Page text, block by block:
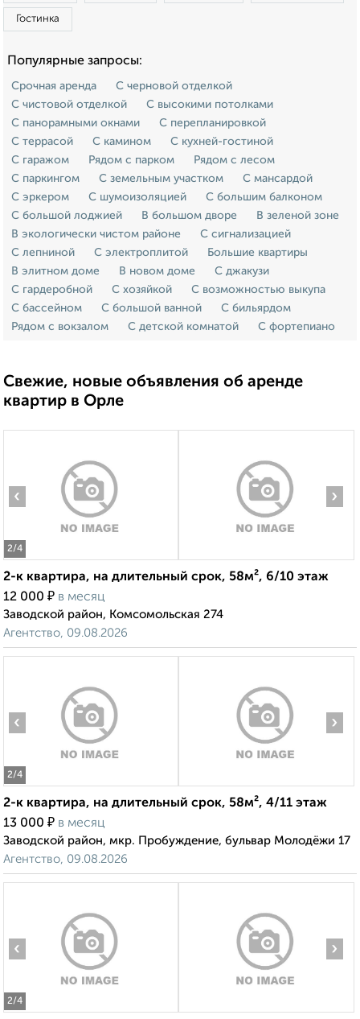
Гостинка
Популярные запросы:
Срочная аренда
С черновой отделкой
С чистовой отделкой
С высокими потолками
С панорамными окнами
С перепланировкой
С террасой
С камином
С кухней-гостиной
С гаражом
Рядом с парком
Рядом с лесом
С паркингом
С земельным участком
С мансардой
С эркером
С шумоизоляцией
С большим балконом
С большой лоджией
В большом дворе
В зеленой зоне
В экологически чистом районе
С сигнализацией
С лепниной
С электроплитой
Большие квартиры
В элитном доме
В новом доме
С джакузи
С гардеробной
С хозяйкой
С возможностью выкупа
С бассейном
С большой ванной
С бильярдом
Рядом с вокзалом
С детской комнатой С фортепиано
Свежие, новые объявления об аренде
квартир в Орле
2/4
‹ ›
2-к квартира, на длительный срок, 58м², 6/10 этаж
12 000 ₽ в месяц
Заводской район, Комсомольская 274
Агентство, 09.08.2026
2/4
‹ ›
2-к квартира, на длительный срок, 58м², 4/11 этаж
13 000 ₽ в месяц
Заводской район, мкр. Пробуждение, бульвар Молодёжи 17
Агентство, 09.08.2026
2/4
‹ ›